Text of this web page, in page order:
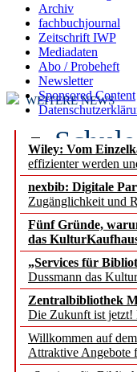
Archiv
fachbuchjournal
Zeitschrift IWP
Mediadaten
Abo / Probeheft
Newsletter
Sponsored Content
Wiley: Vom
effizienter werden
nexbib: Digitale
Zugänglichkeit und
Fünf Gründe,
das
„Services für
Dussmann das
Zentralbibliothek
Die Zukunft ist
Willkommen auf dem
Attraktive Angebote
WEITERE NEWS